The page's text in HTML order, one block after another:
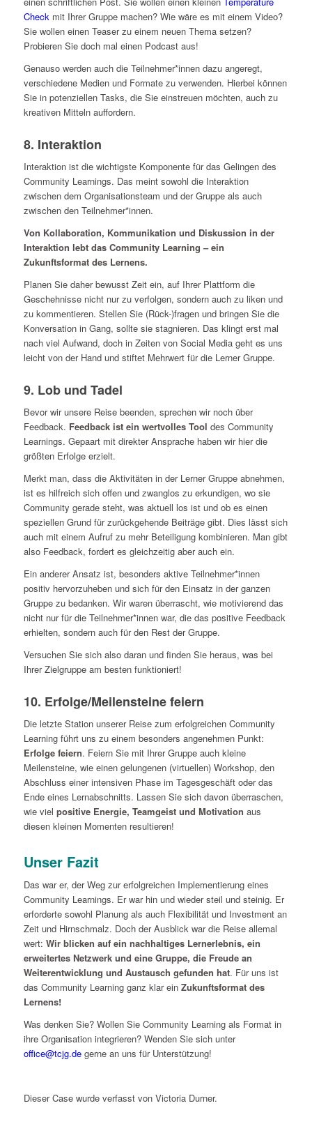
Check mit Ihrer Gruppe machen? Wie wäre es mit einem Video?
Sie wollen einen Teaser zu einem neuen Thema setzen?
Probieren Sie doch mal einen Podcast aus!
Genauso werden auch die Teilnehmer*innen dazu angeregt,
verschiedene Medien und Formate zu verwenden. Hierbei können
Sie in potenziellen Tasks, die Sie einstreuen möchten, auch zu
kreativen Mitteln auffordern.
8. Interaktion
Interaktion ist die wichtigste Komponente für das Gelingen des
Community Learnings. Das meint sowohl die Interaktion
zwischen dem Organisationsteam und der Gruppe als auch
zwischen den Teilnehmer*innen.
Von Kollaboration, Kommunikation und Diskussion in der
Interaktion lebt das Community Learning – ein
Zukunftsformat des Lernens.
Planen Sie daher bewusst Zeit ein, auf Ihrer Plattform die
Geschehnisse nicht nur zu verfolgen, sondern auch zu liken und
zu kommentieren. Stellen Sie (Rück-)fragen und bringen Sie die
Konversation in Gang, sollte sie stagnieren. Das klingt erst mal
nach viel Aufwand, doch in Zeiten von Social Media geht es uns
leicht von der Hand und stiftet Mehrwert für die Lerner Gruppe.
9. Lob und Tadel
Bevor wir unsere Reise beenden, sprechen wir noch über
Feedback. Feedback ist ein wertvolles Tool des Community
Learnings. Gepaart mit direkter Ansprache haben wir hier die
größten Erfolge erzielt.
Merkt man, dass die Aktivitäten in der Lerner Gruppe abnehmen,
ist es hilfreich sich offen und zwanglos zu erkundigen, wo sie
Community gerade steht, was aktuell los ist und ob es einen
speziellen Grund für zurückgehende Beiträge gibt. Dies lässt sich
auch mit einem Aufruf zu mehr Beteiligung kombinieren. Man gibt
also Feedback, fordert es gleichzeitig aber auch ein.
Ein anderer Ansatz ist, besonders aktive Teilnehmer*innen
positiv hervorzuheben und sich für den Einsatz in der ganzen
Gruppe zu bedanken. Wir waren überrascht, wie motivierend das
nicht nur für die Teilnehmer*innen war, die das positive Feedback
erhielten, sondern auch für den Rest der Gruppe.
Versuchen Sie sich also daran und finden Sie heraus, was bei
Ihrer Zielgruppe am besten funktioniert!
10. Erfolge/Meilensteine feiern
Die letzte Station unserer Reise zum erfolgreichen Community
Learning führt uns zu einem besonders angenehmen Punkt:
Erfolge feiern. Feiern Sie mit Ihrer Gruppe auch kleine
Meilensteine, wie einen gelungenen (virtuellen) Workshop, den
Abschluss einer intensiven Phase im Tagesgeschäft oder das
Ende eines Lernabschnitts. Lassen Sie sich davon überraschen,
wie viel positive Energie, Teamgeist und Motivation aus
diesen kleinen Momenten resultieren!
Unser Fazit
Das war er, der Weg zur erfolgreichen Implementierung eines
Community Learnings. Er war hin und wieder steil und steinig. Er
erforderte sowohl Planung als auch Flexibilität und Investment an
Zeit und Hirnschmalz. Doch der Ausblick war die Reise allemal
wert: Wir blicken auf ein nachhaltiges Lernerlebnis, ein
erweitertes Netzwerk und eine Gruppe, die Freude an
Weiterentwicklung und Austausch gefunden hat. Für uns ist
das Community Learning ganz klar ein Zukunftsformat des
Lernens!
Was denken Sie? Wollen Sie Community Learning als Format in
ihre Organisation integrieren? Wenden Sie sich unter
office@tcjg.degerne an uns für Unterstützung!
Dieser Case wurde verfasst von Victoria Durner.